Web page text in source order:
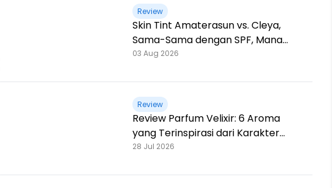
Review
Skin Tint Amaterasun vs. Cleya,
Sama-Sama dengan SPF, Mana
yang Paling Nampol?
03 Aug 2026
Review
Review Parfum Velixir: 6 Aroma
yang Terinspirasi dari Karakter
Mitologi Yunani
28 Jul 2026